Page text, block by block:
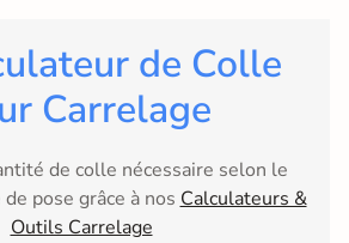
de Colle
Carrelage
de colle nécessaire selon le
pose grâce à nos Calculateurs &
Outils Carrelage